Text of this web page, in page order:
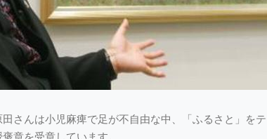
さんは小児麻痺で足が不自由な中、「ふるさと」を